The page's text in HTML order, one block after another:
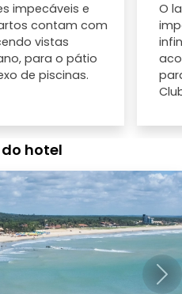
impecáveis e
contam com
vistas
para o pátio
de piscinas.
O
hotel